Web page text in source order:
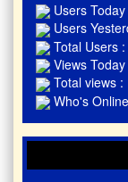
Users
Users
Total Users
Views
Total views
Who's